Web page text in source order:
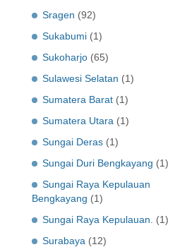
Sragen (92)
Sukabumi (1)
Sukoharjo (65)
Sulawesi Selatan (1)
Sumatera Barat (1)
Sumatera Utara (1)
Sungai Deras (1)
Sungai Duri Bengkayang (1)
Sungai Raya Kepulauan
Bengkayang (1)
Sungai Raya Kepulauan.
(1)
Surabaya (12)